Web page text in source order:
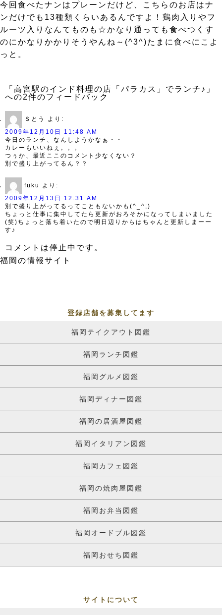
今回食べたナンはプレーンだけど、こちらのお店はナ
ンだけでも13種類くらいあるんですよ！鶏肉入りやフ
ルーツ入りなんてものも☆かなり通っても食べつくす
のにかなりかかりそうやんね～(^3^)たまに食べにこよ
っと。
「高宮駅のインド料理の店「パラカス」でランチ♪」
への2件のフィードバック
Ｓとう
より:
2009年12月10日 11:48 AM
今日のランチ、なんしようかなぁ・・
カレーもいいねぇ。。。
つぅか、最近ここのコメント少なくない？
別で盛り上がってるん？？
fuku
より:
2009年12月13日 12:31 AM
別で盛り上がってるってこともないかも(^_^;)
ちょっと仕事に集中してたら更新がおろそかになってしまいました
(笑)ちょっと落ち着いたので明日辺りからはちゃんと更新しまーー
す♪
コメントは停止中です。
福岡の情報サイト
登録店舗を募集してます
福岡テイクアウト図鑑
福岡ランチ図鑑
福岡グルメ図鑑
福岡ディナー図鑑
福岡の居酒屋図鑑
福岡イタリアン図鑑
福岡カフェ図鑑
福岡の焼肉屋図鑑
福岡お弁当図鑑
福岡オードブル図鑑
福岡おせち図鑑
サイトについて